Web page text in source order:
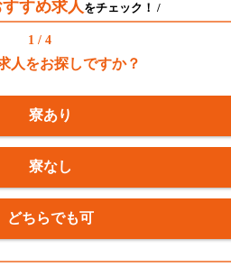
すすめ求人をチェック！ /
1 / 4
人をお探しですか？
寮あり
寮なし
どちらでも可